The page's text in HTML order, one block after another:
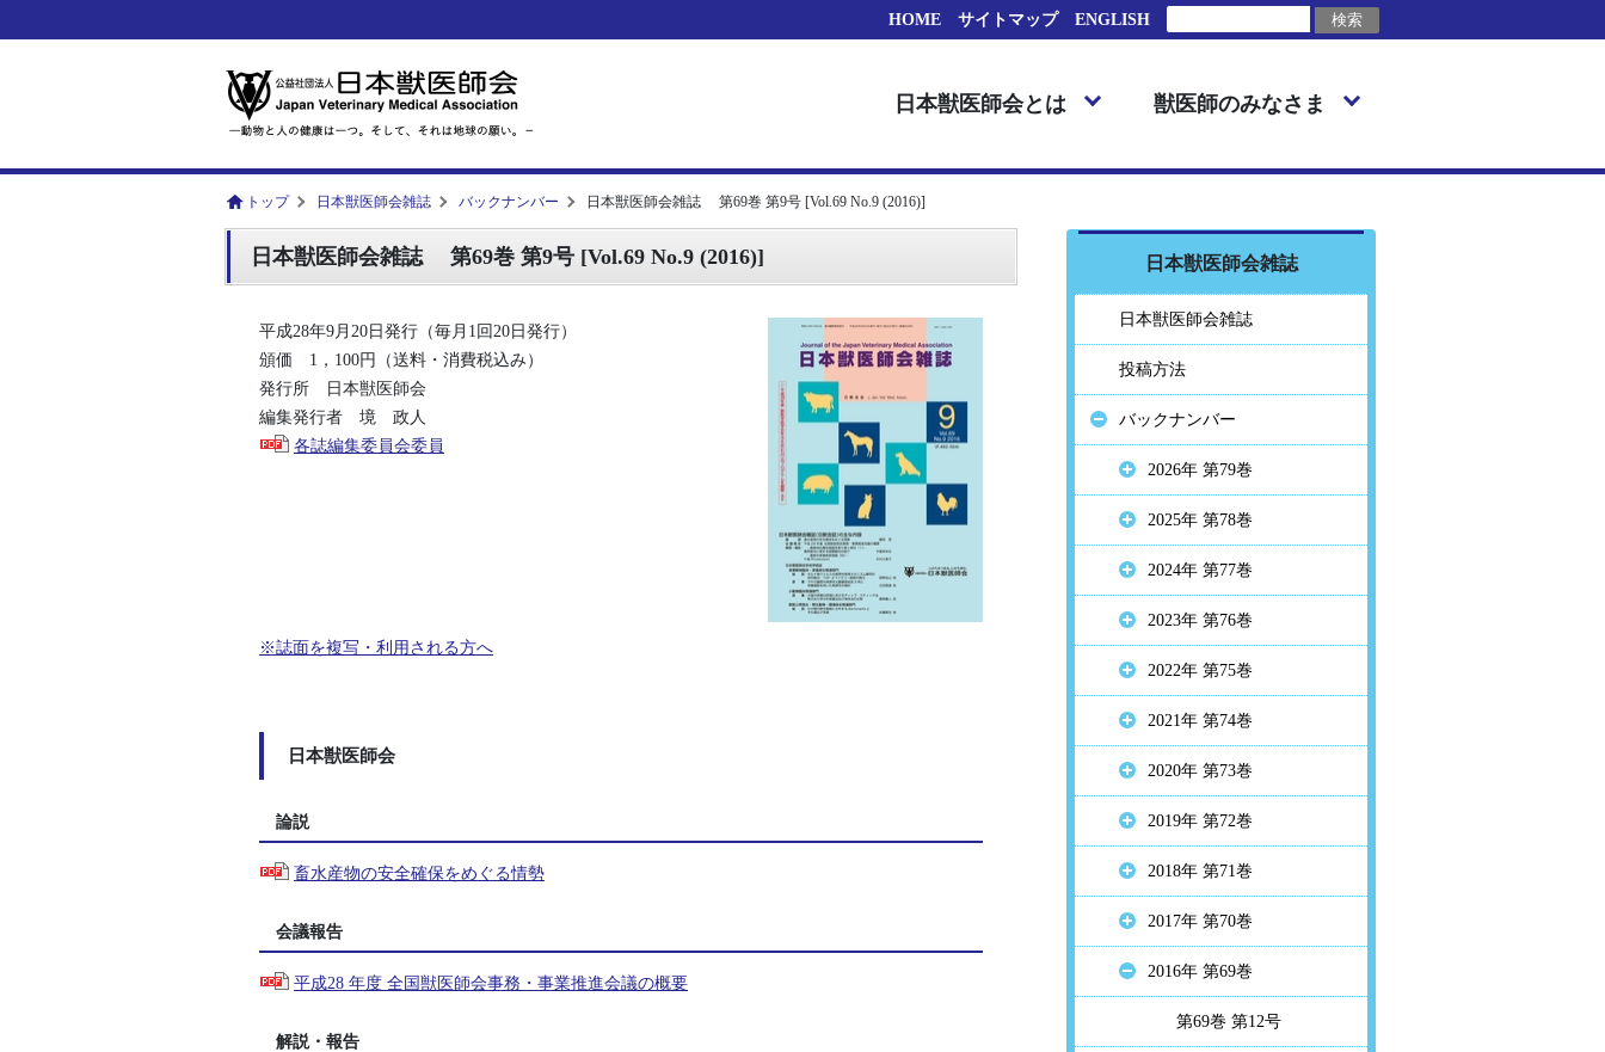
HOME サイトマップ ENGLISH
日本獣医師会とは 獣医師のみなさま
トップ 日本獣医師会雑誌 バックナンバー 日本獣医師会雑誌 第69巻 第9号 [Vol.69 No.9 (2016)]
日本獣医師会雑誌 第69巻 第9号 [Vol.69 No.9 (2016)]
平成28年9月20日発行（毎月1回20日発行）
頒価 1，100円（送料・消費税込み）
発行所 日本獣医師会
編集発行者 境 政人
各誌編集委員会委員
※誌面を複写・利用される方へ
日本獣医師会
論説
畜水産物の安全確保をめぐる情勢
会議報告
平成28 年度 全国獣医師会事務・事業推進会議の概要
解説・報告
日本獣医師会雑誌
日本獣医師会雑誌
投稿方法
バックナンバー
2026年 第79巻
2025年 第78巻
2024年 第77巻
2023年 第76巻
2022年 第75巻
2021年 第74巻
2020年 第73巻
2019年 第72巻
2018年 第71巻
2017年 第70巻
2016年 第69巻
第69巻 第12号